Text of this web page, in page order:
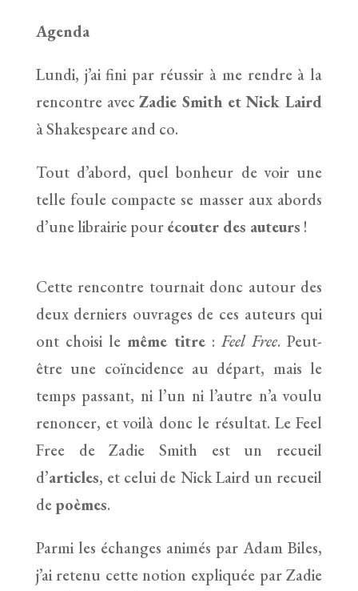
Agenda
Lundi, j’ai fini par réussir à me rendre à la
rencontre avecZadie Smith et Nick Laird
à Shakespeare and co.
Tout d’abord, quel bonheur de voir une
telle foule compacte se masser aux abords
d’une librairie pourécouter des auteurs !
Cette rencontre tournait donc autour des
deux derniers ouvrages de ces auteurs qui
ont choisi le même titre :Feel Free. Peut-
être une coïncidence au départ, mais le
temps passant, ni l’un ni l’autre n’a voulu
renoncer, et voilà donc le résultat. Le Feel
Free de Zadie Smith est un recueil
d’articles, et celui de Nick Laird un recueil
depoèmes.
Parmi les échanges animés par Adam Biles,
j’ai retenu cette notion expliquée par Zadie